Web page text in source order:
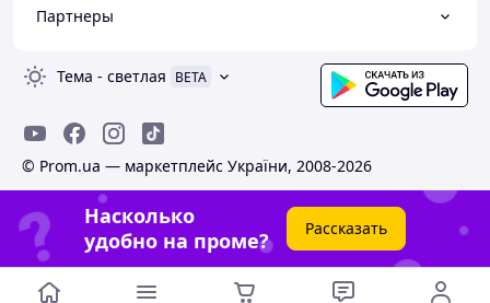
Партнеры
Тема - светлая BETA
© Prom.ua — маркетплейс України, 2008-2026
Насколько
удобно на проме?
Рассказать